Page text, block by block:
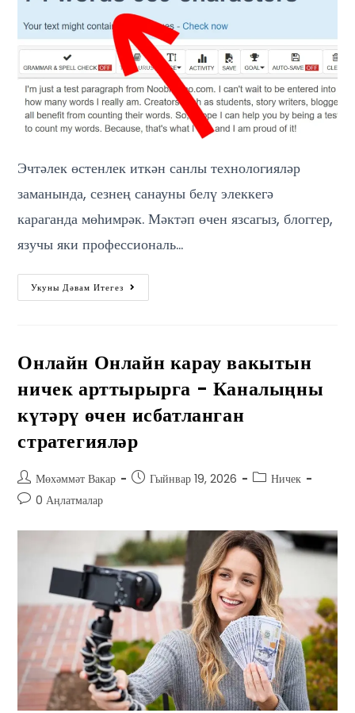
Эчтәлек өстенлек иткән санлы технологияләр
заманында, сезнең санауны белү элеккегә
караганда мөһимрәк. Мәктәп өчен язсагыз, блоггер,
язучы яки профессиональ…
Укуны Дәвам Итегез
Онлайн Онлайн карау вакытын
ничек арттырырга - Каналыңны
күтәрү өчен исбатланган
стратегияләр
Мөхәммәт Вакар Гыйнвар 19, 2026
Ничек
0 Аңлатмалар